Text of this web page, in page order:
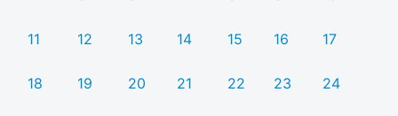
11 12 13 14 15 16 17
18 19 20 21 22 23 24